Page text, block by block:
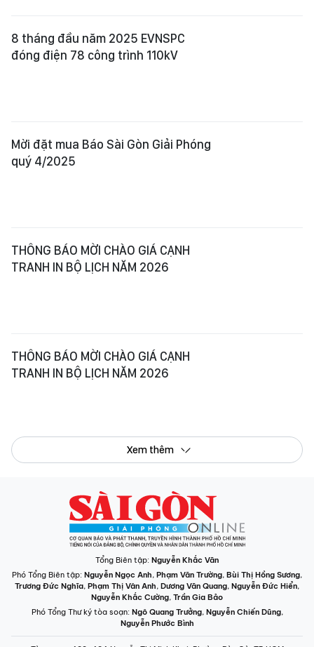
8 tháng đầu năm 2025 EVNSPC
đóng điện 78 công trình 110kV
Mời đặt mua Báo Sài Gòn Giải Phóng
quý 4/2025
THÔNG BÁO MỜI CHÀO GIÁ CẠNH
TRANH IN BỘ LỊCH NĂM 2026
THÔNG BÁO MỜI CHÀO GIÁ CẠNH
TRANH IN BỘ LỊCH NĂM 2026
Xem thêm
Tổng Biên tập: Nguyễn Khắc Văn
Phó Tổng Biên tập: Nguyễn Ngọc Anh, Phạm Văn Trường, Bùi Thị Hồng Sương,
Trương Đức Nghĩa, Phạm Thị Vân Anh, Dương Văn Quang, Nguyễn Đức Hiển,
Nguyễn Khắc Cường, Trần Gia Bảo
Phó Tổng Thư ký tòa soạn: Ngô Quang Trưởng, Nguyễn Chiến Dũng,
Nguyễn Phước Bình